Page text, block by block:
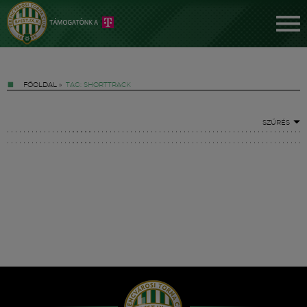
FŐOLDAL » TAG: SHORTTRACK
SZŰRÉS
Hírek